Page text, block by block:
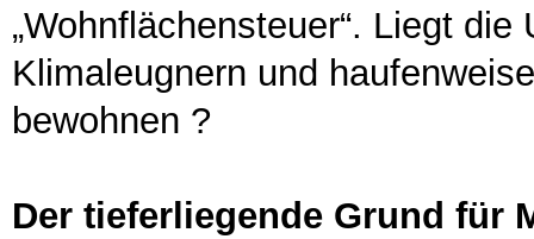
„Wohnflächensteuer“. Liegt
Klimaleugnern und
bewohnen ?
Der tieferliegende Grund für